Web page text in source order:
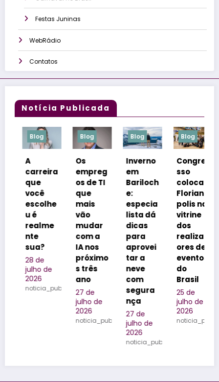
Festas Juninas
WebRádio
Contatos
Notícia Publicada
carreira
que
você
escolhe
realme
sua?
28 de
julho de
2026
noticia_publicada
empreg
os de TI
que
mais
vão
mudar
com a
IA nos
próximo
s três
ano
27 de
julho de
2026
noticia_publicada
Blog
Inverno
Bariloch
especia
lista dá
dicas
para
aprovei
tar a
neve
com
segura
nça
27 de
julho de
2026
noticia_publicada
Blog
Congre
coloca
Florianó
polis na
vitrine
realizad
ores de
eventos
Brasil
25 de
julho de
2026
noticia_publicada